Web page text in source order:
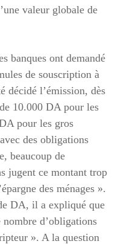
valeur globale de
banques ont demandé
de souscription à
décidé l’émission, dès
10.000 DA pour les
pour les gros
des obligations
beaucoup de
jugent ce montant trop
des ménages ».
DA, il a expliqué que
d’obligations
». A la question